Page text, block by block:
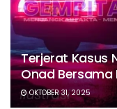
Terjerat Kasus
Onad Bersama
OKTOBER 31, 2025